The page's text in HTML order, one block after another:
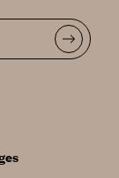
le lagon,
les
sur des